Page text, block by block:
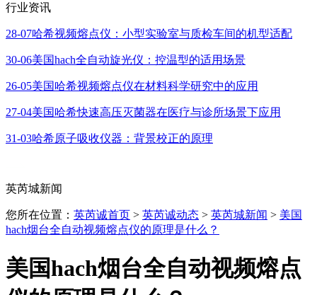
行业资讯
28-07哈希视频熔点仪：小型实验室与质检车间的机型适配
30-06美国hach全自动旋光仪：控温型的适用场景
26-05美国哈希视频熔点仪在材料科学研究中的应用
27-04美国哈希快速高压灭菌器在医疗与诊所场景下应用
31-03哈希原子吸收仪器：背景校正的原理
英芮城新闻
您所在位置： 英芮诚首页 > 英芮诚动态 > 英芮城新闻 > 美国
hach烟台全自动视频熔点仪的原理是什么？
美国hach烟台全自动视频熔点